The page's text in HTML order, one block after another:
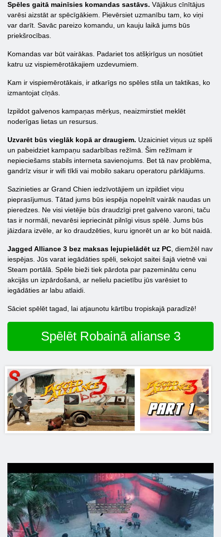
Spēles gaitā mainīsies komandas sastāvs. Vājākus cīnītājus
varēsi aizstāt ar spēcīgākiem. Pievērsiet uzmanību tam, ko viņi
var darīt. Savāc pareizo komandu, un kauju laikā jums būs
priekšrocības.
Komandas var būt vairākas. Padariet tos atšķirīgus un nosūtiet
katru uz vispiemērotākajiem uzdevumiem.
Kam ir vispiemērotākais, ir atkarīgs no spēles stila un taktikas, ko
izmantojat cīņās.
Izpildot galvenos kampaņas mērķus, neaizmirstiet meklēt
noderīgas lietas un resursus.
Uzvarēt būs vieglāk kopā ar draugiem. Uzaiciniet viņus uz spēli
un pabeidziet kampaņu sadarbības režīmā. Šim režīmam ir
nepieciešams stabils interneta savienojums. Bet tā nav problēma,
gandrīz visur ir wifi tīkli vai mobilo sakaru operatoru pārklājums.
Sazinieties ar Grand Chien iedzīvotājiem un izpildiet viņu
pieprasījumus. Tātad jums būs iespēja nopelnīt vairāk naudas un
pieredzes. Ne visi vietējie būs draudzīgi pret galveno varoni, taču
tas ir normāli, nevarēsi iepriecināt pilnīgi visus spēlē. Jums būs
jāizdara izvēle, ar ko draudzēties, kuru ignorēt un ar ko būt naidā.
Jagged Alliance 3 bez maksas lejupielādēt uz PC , diemžēl nav
iespējas. Jūs varat iegādāties spēli, sekojot saitei šajā vietnē vai
Steam portālā. Spēle bieži tiek pārdota par pazeminātu cenu
akcijās un izpārdošanā, ar nelielu pacietību jūs varēsiet to
iegādāties ar labu atlaidi.
Sāciet spēlēt tagad, lai atjaunotu kārtību tropiskajā paradīzē!
Spēlēt Robainā alianse 3